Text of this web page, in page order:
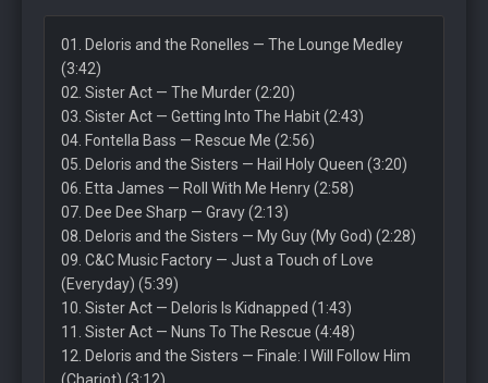
01. Deloris and the Ronelles — The Lounge Medley
(3:42)
02. Sister Act — The Murder (2:20)
03. Sister Act — Getting Into The Habit (2:43)
04. Fontella Bass — Rescue Me (2:56)
05. Deloris and the Sisters — Hail Holy Queen (3:20)
06. Etta James — Roll With Me Henry (2:58)
07. Dee Dee Sharp — Gravy (2:13)
08. Deloris and the Sisters — My Guy (My God) (2:28)
09. C&C Music Factory — Just a Touch of Love
(Everyday) (5:39)
10. Sister Act — Deloris Is Kidnapped (1:43)
11. Sister Act — Nuns To The Rescue (4:48)
12. Deloris and the Sisters — Finale: I Will Follow Him